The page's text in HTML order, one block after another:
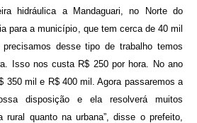
hidráulica a Mandaguari, no Norte do
para a município, que tem cerca de 40 mil
precisamos desse tipo de trabalho temos
Isso nos custa R$ 250 por hora. No ano
350 mil e R$ 400 mil. Agora passaremos a
disposição e ela resolverá muitos
rural quanto na urbana”, disse o prefeito,